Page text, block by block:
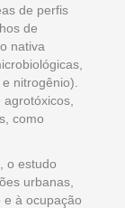
de perfis
de
nativa
nitrogênio).
como
o estudo
urbanas,
e à ocupação